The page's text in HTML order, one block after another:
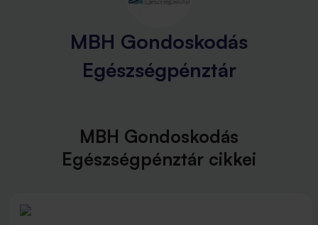
MBH Gondoskodás
Egészségpénztár
MBH Gondoskodás
Egészségpénztár cikkei